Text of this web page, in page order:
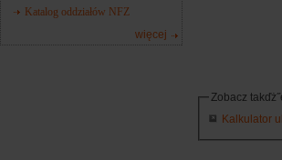
Katalog oddziałów NFZ
więcej
Zobacz
Kalkulator